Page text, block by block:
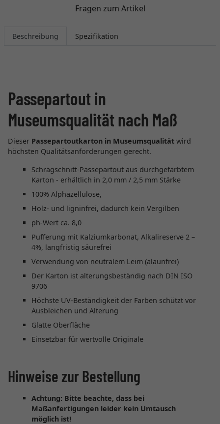
Fragen zum Artikel
Beschreibung Spezifikation
Passepartout in
Museumsqualität nach Maß
Dieser Passepartoutkarton in Museumsqualität wird
höchsten Qualitätsanforderungen gerecht.
Schrägschnitt-Passepartout aus durchgefärbtem
Karton - erhältlich in 2,0 mm / 2,5 mm Stärke
100% Alphazellulose,
Holz- und ligninfrei, dadurch kein Vergilben
ph-Wert ca. 8,0
Pufferung mit Kalziumkarbonat, Alkalireserve 2 –
4%, langfristig säurefrei
Verwendung von neutralem Leim (alaunfrei)
Der Karton ist alterungsbeständig nach DIN ISO
9706
Höchste UV-Beständigkeit der Farben schützt vor
Ausbleichen und Alterung
Glatte Oberfläche
Einsetzbar für wertvolle Originale
Hinweise zur Bestellung
Achtung: Bitte beachte, dass bei
Maßanfertigungen leider kein Umtausch
möglich ist!